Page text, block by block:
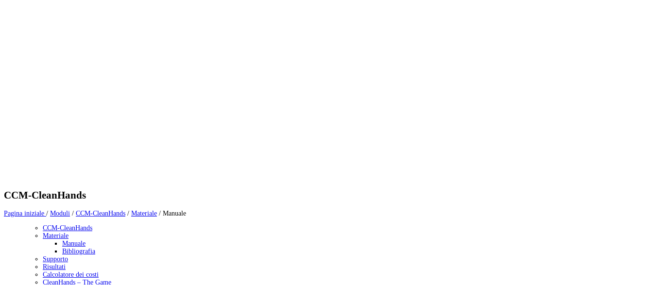
CCM-CleanHands
Pagina iniziale / Moduli / CCM-CleanHands / Materiale / Manuale
CCM-CleanHands
Materiale
Manuale
Bibliografia
Supporto
Risultati
Calcolatore dei costi
CleanHands – The Game